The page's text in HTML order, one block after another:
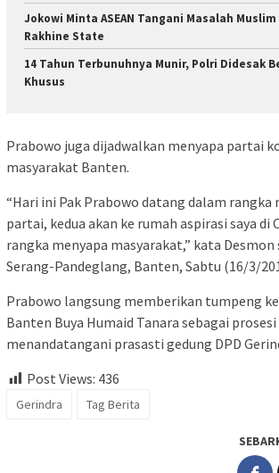
Jokowi Minta ASEAN Tangani Masalah
Rakhine State
14 Tahun Terbunuhnya Munir, Polri Didesak
Khusus
Prabowo juga dijadwalkan menyapa partai
masyarakat Banten.
“Hari ini Pak Prabowo datang dalam rangka
partai, kedua akan ke rumah aspirasi saya di
rangka menyapa masyarakat,” kata
Serang-Pandeglang, Banten, Sabtu (16/3/
Prabowo langsung memberikan tumpeng
Banten Buya Humaid Tanara sebagai
menandatangani prasasti gedung DPD
Post Views: 436
Gerindra Tag Berita